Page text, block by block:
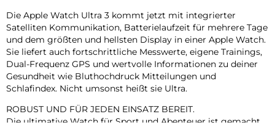
Die Apple Watch Ultra 3 kommt jetzt mit integrierter
Satelliten Kommunikation, Batterielaufzeit für mehrere Tage
und dem größten und hellsten Display in einer Apple Watch.
Sie liefert auch fortschrittliche Messwerte, eigene Trainings,
Dual-Frequenz GPS und wertvolle Informationen zu deiner
Gesundheit wie Bluthochdruck Mitteilungen und
Schlafindex. Nicht umsonst heißt sie Ultra.
ROBUST UND FÜR JEDEN EINSATZ BEREIT.
Die ultimative Watch für Sport und Abenteuer ist gemacht,